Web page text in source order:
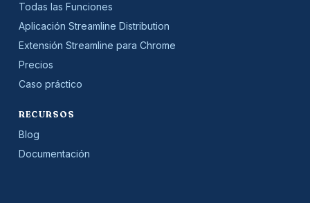
Todas las Funciones
Aplicación Streamline Distribution
Extensión Streamline para Chrome
Precios
Caso práctico
RECURSOS
Blog
Documentación